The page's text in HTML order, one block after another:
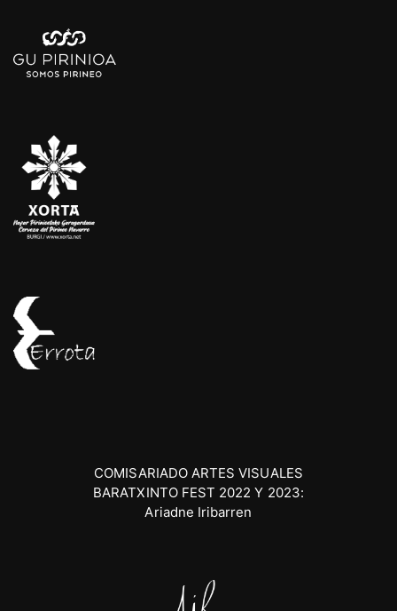
COMISARIADO ARTES VISUALES
BARATXINTO FEST 2022 Y 2023:
Ariadne Iribarren